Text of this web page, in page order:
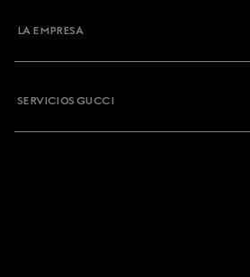
LA EMPRESA
SERVICIOS GUCCI